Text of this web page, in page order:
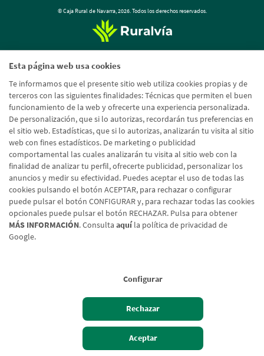
Esta página web usa cookies
Te informamos que el presente sitio web utiliza cookies propias y de
terceros con las siguientes finalidades: Técnicas que permiten el buen
funcionamiento de la web y ofrecerte una experiencia personalizada.
De personalización, que si lo autorizas, recordarán tus preferencias en
el sitio web. Estadísticas, que si lo autorizas, analizarán tu visita al sitio
web con fines estadísticos. De marketing o publicidad
comportamental las cuales analizarán tu visita al sitio web con la
finalidad de analizar tu perfil, ofrecerte publicidad, personalizar los
anuncios y medir su efectividad. Puedes aceptar el uso de todas las
cookies pulsando el botón ACEPTAR, para rechazar o configurar
puede pulsar el botón CONFIGURAR y, para rechazar todas las cookies
opcionales puede pulsar el botón RECHAZAR. Pulsa para obtener
MÁS INFORMACIÓN. Consulta aquíla política de privacidad de
Google.
Configurar
Rechazar
Aceptar
Hazte cliente Acceso cliente
© Caja Rural de Navarra, 2026. Todos los derechos reservados.